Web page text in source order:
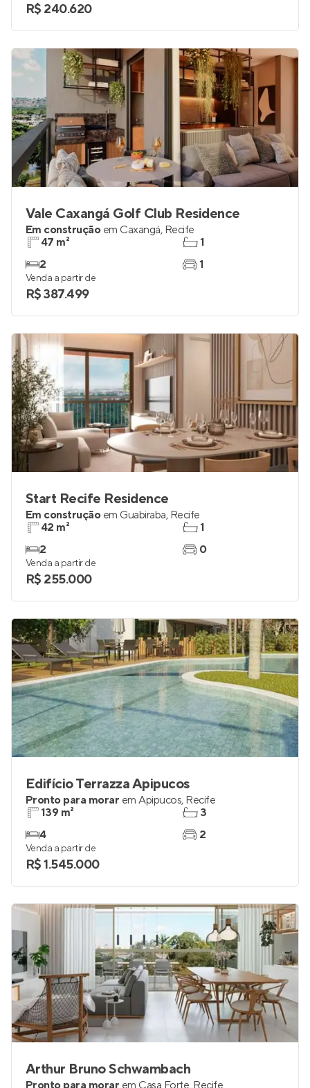
R$ 240.620
Vale Caxangá Golf Club Residence
Em construção em Caxangá, Recife
47 m²
2
1
1
Venda a partir de
R$ 387.499
Start Recife Residence
Em construção em Guabiraba, Recife
42 m²
2
1
0
Venda a partir de
R$ 255.000
Edifício Terrazza Apipucos
Pronto para morar em Apipucos, Recife
139 m²
4
3
2
Venda a partir de
R$ 1.545.000
Arthur Bruno Schwambach
Pronto para morar em Casa Forte, Recife